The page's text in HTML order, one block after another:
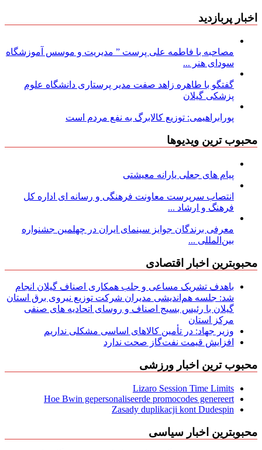
اخبار پربازدید
مصاحبه با فاطمه علی پرست ” مدیریت و موسس آموزشگاه
سودای هنر ...
گفتگو با طاهره زاهد صفت مدیر پرستاری دانشگاه علوم
پزشکی گیلان
پورابراهیمی: توزیع کالابرگ به نفع مردم است
محبوب ترین ویدیوها
پیام های جعلی یارانه معیشتی
انتصاب سرپرست معاونت فرهنگی و رسانه ای اداره کل
فرهنگ و ارشاد ...
معرفی برندگان جوایز سینمای ایران در چهلمین جشنواره
بین‌المللی ...
محبوبترین اخبار اقتصادی
باهدف تشریک مساعی و جلب همکاری اصناف گیلان انجام
شد: جلسه هم‌اندیشی مدیران شركت توزیع نیروی برق استان
گیلان با رئیس بسیج اصناف و روسای اتحادیه های صنفی
مركز استان
وزیر جهاد: در تأمین کالاهای اساسی مشکلی نداریم
افزایش قیمت نفت‌گاز صحت ندارد
محبوب ترین اخبار ورزشی
Lizaro Session Time Limits
Hoe Bwin gepersonaliseerde promocodes genereert
Zasady duplikacji kont Dudespin
محبوبترین اخبار سیاسی